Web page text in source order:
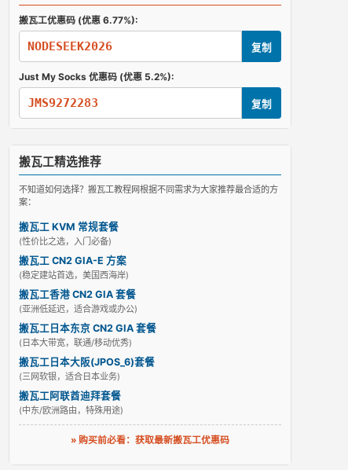
搬瓦工优惠码 (优惠 6.77%):
NODESEEK2026 复制
Just My Socks 优惠码 (优惠 5.2%):
JMS9272283 复制
搬瓦工精选推荐
不知道如何选择？搬瓦工教程网根据不同需求为大家推荐最合适的方
案：
搬瓦工 KVM 常规套餐
(性价比之选，入门必备)
搬瓦工 CN2 GIA-E 方案
(稳定建站首选，美国西海岸)
搬瓦工香港 CN2 GIA 套餐
(亚洲低延迟，适合游戏或办公)
搬瓦工日本东京 CN2 GIA 套餐
(日本大带宽，联通/移动优秀)
搬瓦工日本大阪(JPOS_6)套餐
(三网软银，适合日本业务)
搬瓦工阿联酋迪拜套餐
(中东/欧洲路由，特殊用途)
» 购买前必看：获取最新搬瓦工优惠码